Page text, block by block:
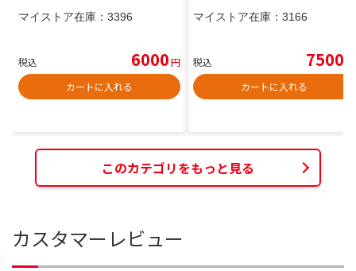
マイストア在庫： 3396
税込 6000円
カートに入れる
マイストア在庫： 3166
税込 7500
カートに入れる
このカテゴリをもっと見る
カスタマーレビュー